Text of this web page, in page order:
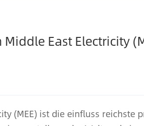
East Electricity
(MEE) ist die einfluss reichste